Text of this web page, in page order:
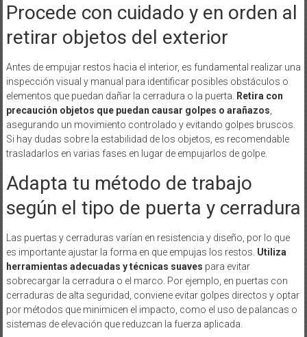
Procede con cuidado y en orden al
retirar objetos del exterior
Antes de empujar restos hacia el interior, es fundamental realizar una
inspección visual y manual para identificar posibles obstáculos o
elementos que puedan dañar la cerradura o la puerta. Retira con
precaución objetos que puedan causar golpes o arañazos,
asegurando un movimiento controlado y evitando golpes bruscos.
Si hay dudas sobre la estabilidad de los objetos, es recomendable
trasladarlos en varias fases en lugar de empujarlos de golpe.
Adapta tu método de trabajo
según el tipo de puerta y cerradura
Las puertas y cerraduras varían en resistencia y diseño, por lo que
es importante ajustar la forma en que empujas los restos. Utiliza
herramientas adecuadas y técnicas suaves para evitar
sobrecargar la cerradura o el marco. Por ejemplo, en puertas con
cerraduras de alta seguridad, conviene evitar golpes directos y optar
por métodos que minimicen el impacto, como el uso de palancas o
sistemas de elevación que reduzcan la fuerza aplicada.